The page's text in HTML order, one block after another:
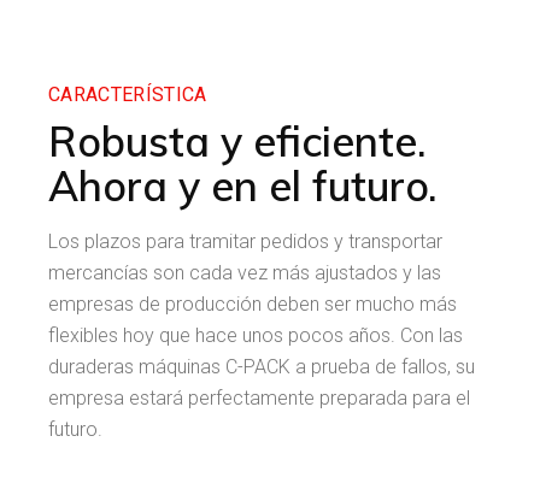
CARACTERÍSTICA
Robusta y eficiente.
Ahora y en el futuro.
Los plazos para tramitar pedidos y transportar
mercancías son cada vez más ajustados y las
empresas de producción deben ser mucho más
flexibles hoy que hace unos pocos años. Con las
duraderas máquinas C-PACK a prueba de fallos, su
empresa estará perfectamente preparada para el
futuro.